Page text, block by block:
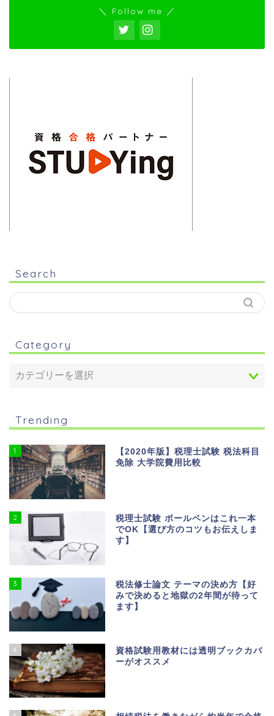
＼ Follow me ／
Search
Category
Trending
1
【2020年版】税理士試験 税法科目
免除 大学院費用比較
2
税理士試験 ボールペンはこれ一本
でOK【選び方のコツもお伝えしま
す】
3
税法修士論文 テーマの決め方【好
みで決めると地獄の2年間が待って
ます】
4
資格試験用教材には透明ブックカバ
ーがオススメ